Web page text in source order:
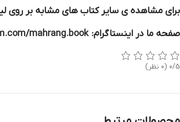
برای مشاهده ی سایر کتاب های مشابه بر روی
صفحه ما در اینستاگرام:mahrang.book
0/5 (0 نظر)